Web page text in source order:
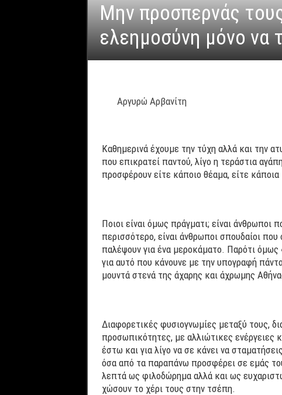
Μην προσπερνάς
ελεημοσύνη μόνο να
Αργυρώ Αρβανίτη
Καθημερινά έχουμε την τύχη αλλά και την
που επικρατεί παντού, λίγο η τεράστια
προσφέρουν είτε κάποιο θέαμα, είτε
Ποιοι είναι όμως πράγματι; είναι
περισσότερο, είναι άνθρωποι σπουδαίοι
παλέψουν για ένα μεροκάματο. Παρότι όμως
για αυτό που κάνουνε με την υπογραφή
μουντά στενά της άχαρης και άχρωμης
Διαφορετικές φυσιογνωμίες μεταξύ τους,
προσωπικότητες, με αλλιώτικες ενέργειες
έστω και για λίγο να σε κάνει να
όσα από τα παραπάνω προσφέρει σε εμάς
λεπτά ως φιλοδώρημα αλλά και ως
χώσουν το χέρι τους στην τσέπη.